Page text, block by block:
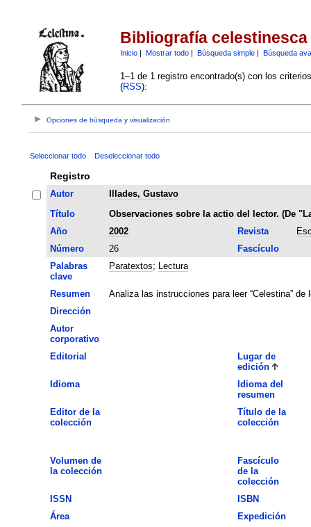
Bibliografía celestinesca
Inicio| Mostrar todo| Búsqueda simple| Búsqueda
1–1 de 1 registro encontrado(s) con los
(RSS):
Opciones de búsqueda y visualización
Seleccionar todo Deseleccionar todo
Registro
Autor
Illades, Gustavo
Título
Observaciones sobre la actio del lector. (De
Año
2002 Revista
Número
26
Fascículo
Palabras
clave
Paratextos; Lectura
Resumen
Analiza las instrucciones para leer “Celestina”
Dirección
Autor
corporativo
Editorial
Lugar de
edición
Idioma
Idioma del
resumen
Editor de la
colección
Título de la
colección
Volumen de
la colección
Fascículo
de la
colección
ISSN
ISBN
Área
Expedición